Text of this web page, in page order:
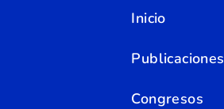
Inicio
Publicaciones
Congresos